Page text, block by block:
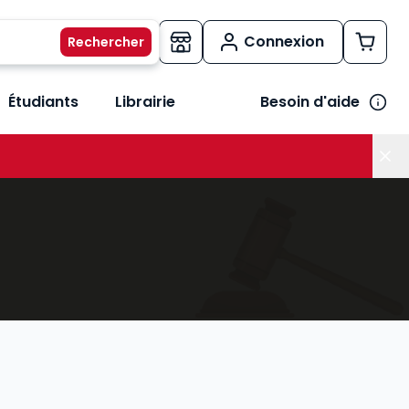
Connexion
métiers
le sous-menu Vos besoins
Étudiants Librairie Besoin d'aide